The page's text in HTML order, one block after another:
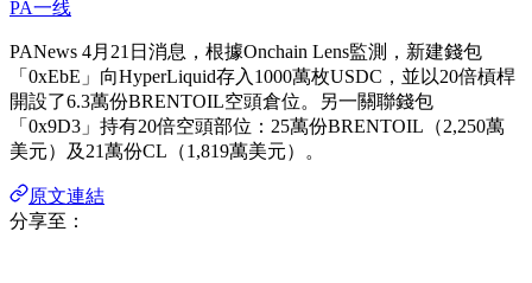
PA一线
PANews 4月21日消息，根據Onchain Lens監測，新建錢包
「0xEbE」向HyperLiquid存入1000萬枚USDC，並以20倍槓桿
開設了6.3萬份BRENTOIL空頭倉位。另一關聯錢包
「0x9D3」持有20倍空頭部位：25萬份BRENTOIL（2,250萬
美元）及21萬份CL（1,819萬美元）。
原文連結
分享至：